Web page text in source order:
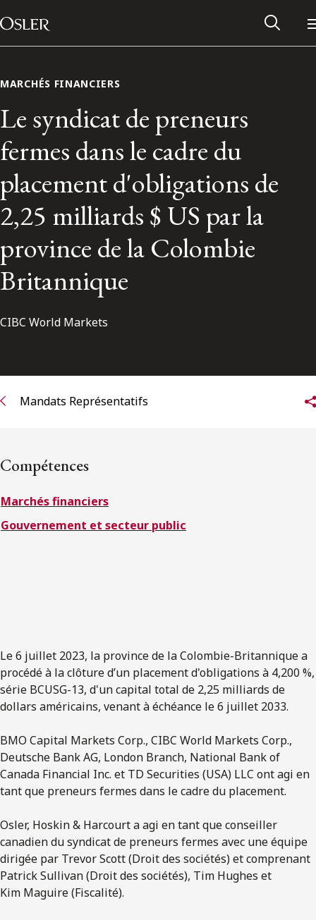
Passer au contenu
Main Navigation
Contactez-nous
ENGLISH
S’abonner
MARCHÉS FINANCIERS
Le syndicat de preneurs
fermes dans le cadre du
placement d'obligations de
2,25 milliards $ US par la
province de la Colombie
Britannique
CIBC World Markets
Mandats Représentatifs
Compétences
Marchés financiers
Gouvernement et secteur public
Le 6 juillet 2023, la province de la Colombie-Britannique a
procédé à la clôture d’un placement d'obligations à 4,200 %,
série BCUSG-13, d'un capital total de 2,25 milliards de
dollars américains, venant à échéance le 6 juillet 2033.
BMO Capital Markets Corp., CIBC World Markets Corp.,
Deutsche Bank AG, London Branch, National Bank of
Canada Financial Inc. et TD Securities (USA) LLC ont agi en
tant que preneurs fermes dans le cadre du placement.
Osler, Hoskin & Harcourt a agi en tant que conseiller
canadien du syndicat de preneurs fermes avec une équipe
dirigée par Trevor Scott (Droit des sociétés) et comprenant
Patrick Sullivan (Droit des sociétés), Tim Hughes et
Kim Maguire (Fiscalité).